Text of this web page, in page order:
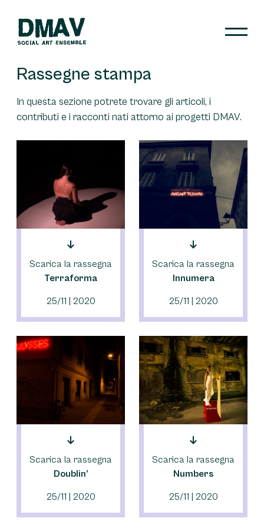
content
Rassegne stampa
In questa sezione potrete trovare gli articoli, i
contributi e i racconti nati attorno ai progetti DMAV.
Scarica la rassegna
Terraforma
25/11 | 2020
Scarica la rassegna
Innumera
25/11 | 2020
Scarica la rassegna
Doublin’
25/11 | 2020
Scarica la rassegna
Numbers
25/11 | 2020